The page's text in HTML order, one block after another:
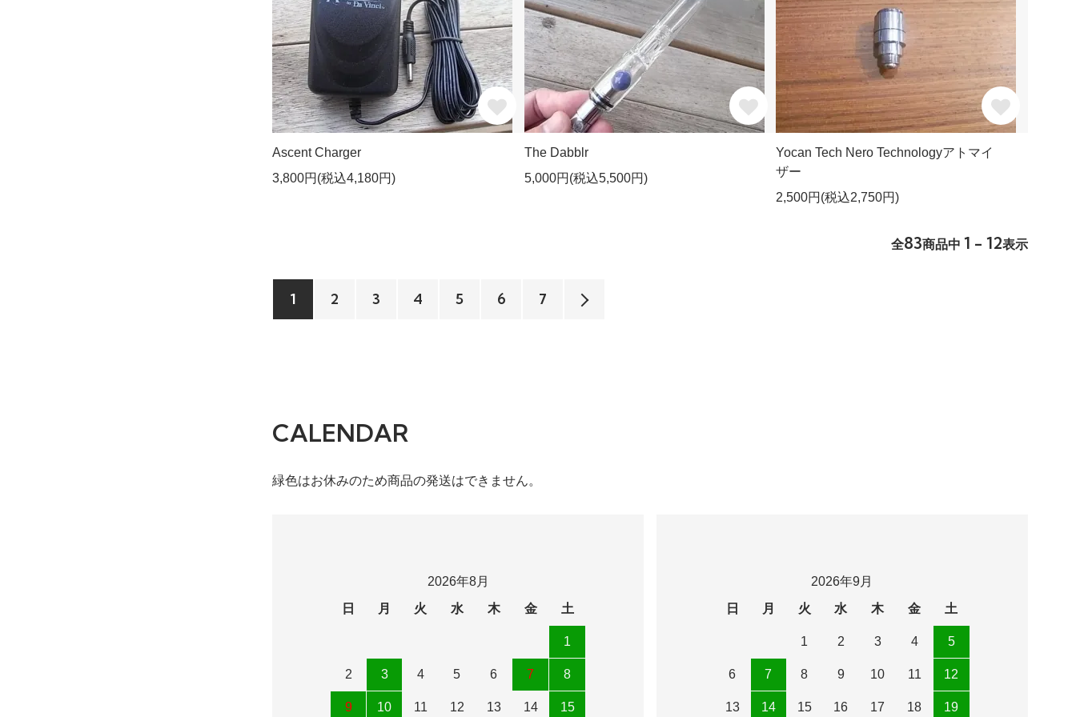
Ascent Charger
3,800円(税込4,180円)
The Dabblr
5,000円(税込5,500円)
Yocan Tech Nero Technologyアトマイ
ザー
2,500円(税込2,750円)
全83商品中 1 - 12表示
1 2 3 4 5 6 7
CALENDAR
緑色はお休みのため商品の発送はできません。
2026年8月
日
月 火 水 木 金 土
1
2 3 4 5 6 7 8
9 10 11 12 13 14 15
2026年9月
日
月 火 水 木 金 土
1 2 3 4 5
6 7 8 9 10 11 12
13 14 15 16 17 18 19